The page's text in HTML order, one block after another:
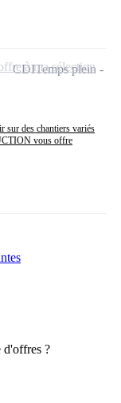
sur des chantiers variés
vous offre
CDITemps plein
à ma sélection
d'offres ?